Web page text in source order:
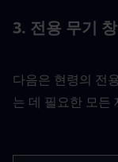
3. 전용 무기
다음은 현령의 전
는 데 필요한 모든